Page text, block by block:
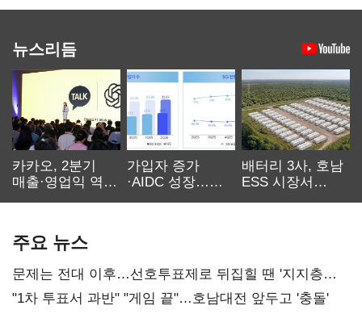
뉴스리듬
카카오, 2분기
매출·영업익 역대
가입자 증가
·AIDC 성장…
배터리 3사, 호남
ESS 시장서
주요 뉴스
문제는 전대 이후…선호투표제로 뒤집힐 땐 '지지층
불복'
"1차 투표서 과반" "게임 끝"…호남대전 앞두고 '충돌'